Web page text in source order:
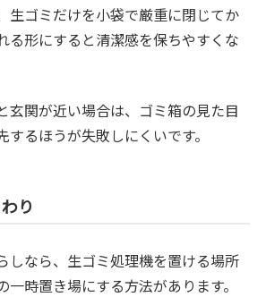
生ゴミだけを小袋で厳重に閉じてか
る形にすると清潔感を保ちやすくな
玄関が近い場合は、ゴミ箱の見た目
するほうが失敗しにくいです。
り
しなら、生ゴミ処理機を置ける場所
一時置き場にする方法があります。